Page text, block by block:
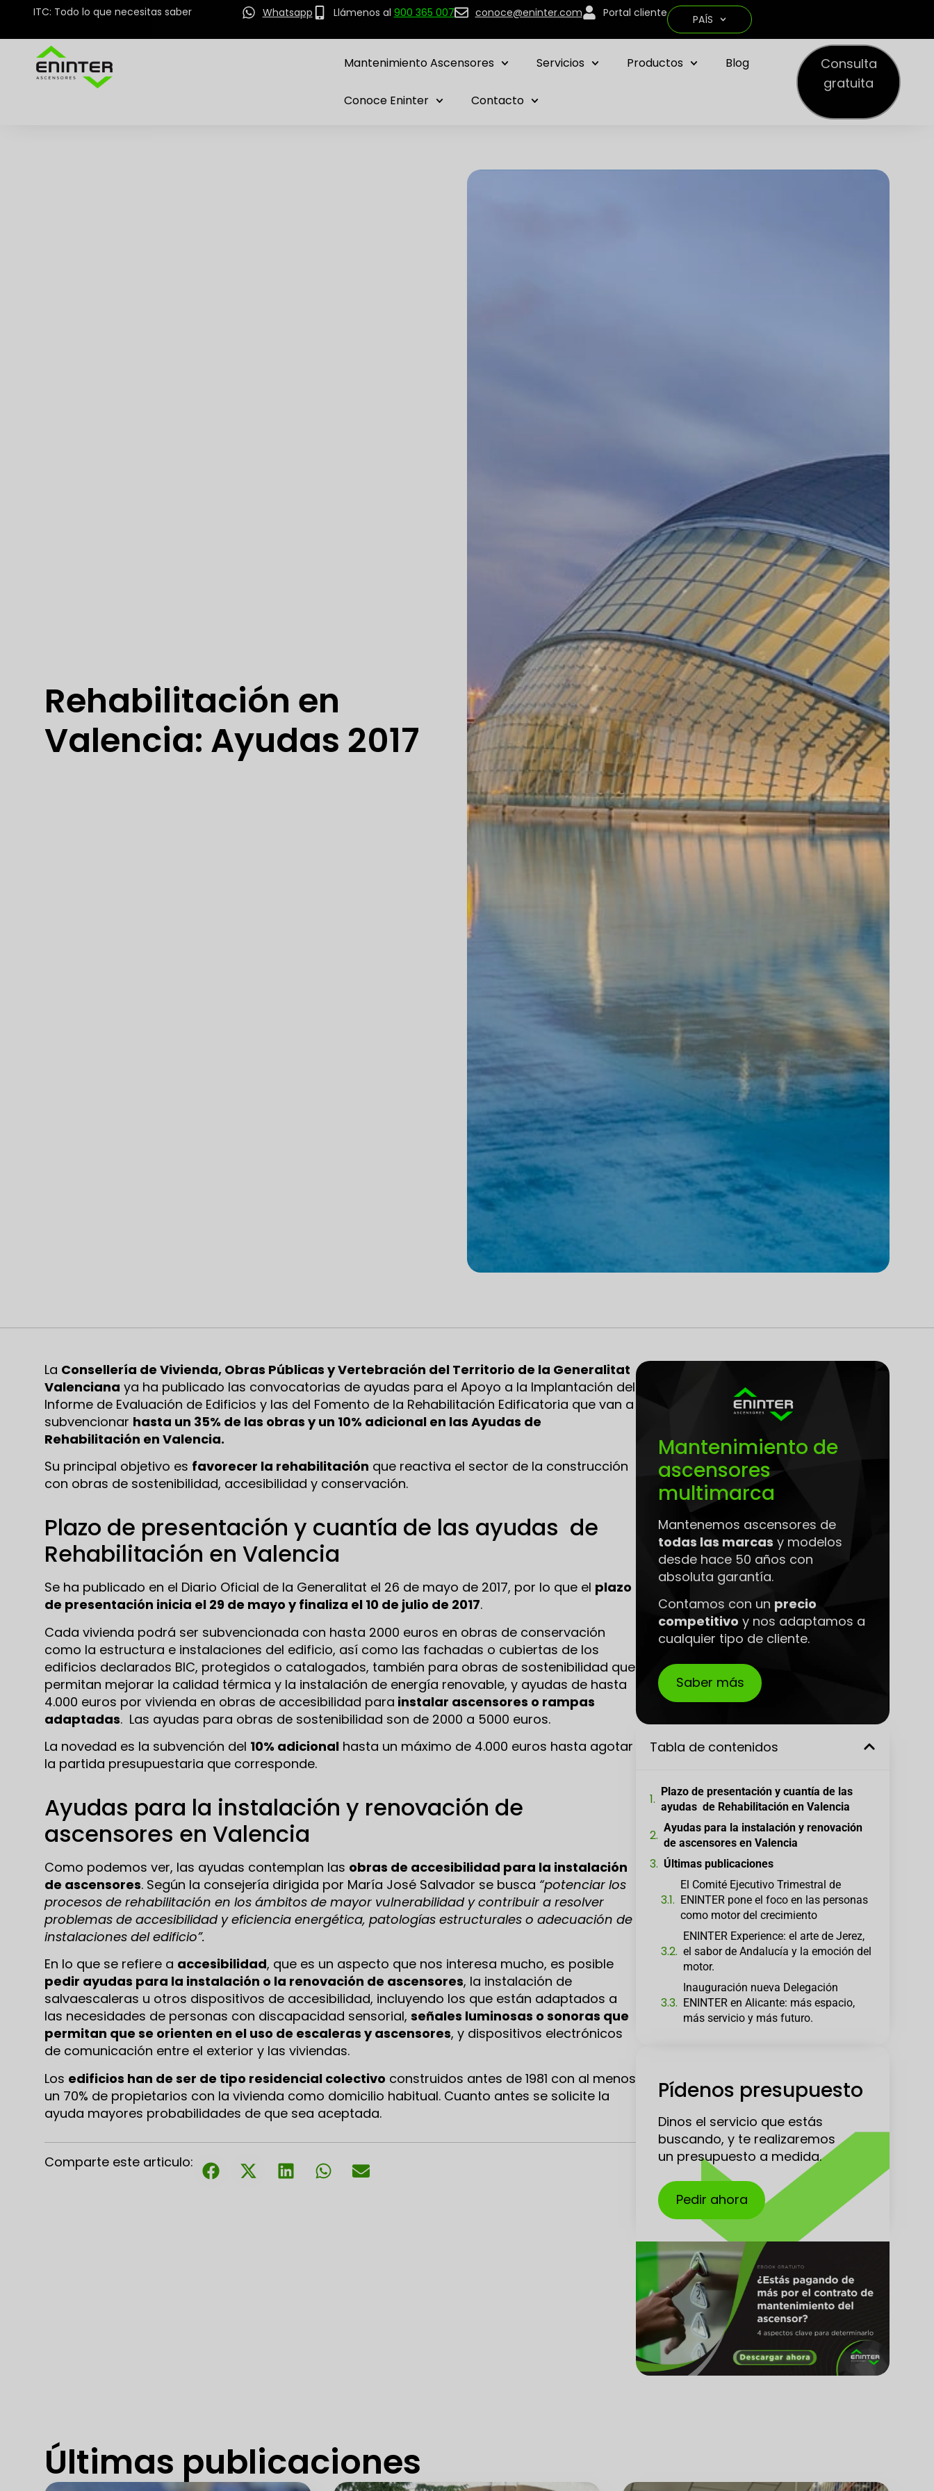
ITC: Todo lo que necesitas saber Whatsapp Llámenos al 900 365 007 conoce@eninter.com Portal cliente PAÍS
Mantenimiento Ascensores Servicios Productos Blog
Conoce Eninter Contacto
Consulta
gratuita
Rehabilitación en
Valencia: Ayudas 2017
La Consellería de Vivienda, Obras Públicas y Vertebración del Territorio de la Generalitat
Valenciana ya ha publicado las convocatorias de ayudas para el Apoyo a la Implantación del
Informe de Evaluación de Edificios y las del Fomento de la Rehabilitación Edificatoria que van a
subvencionar hasta un 35% de las obras y un 10% adicional en las Ayudas de
Rehabilitación en Valencia.
Su principal objetivo es favorecer la rehabilitación que reactiva el sector de la construcción
con obras de sostenibilidad, accesibilidad y conservación.
Plazo de presentación y cuantía de las ayudas de
Rehabilitación en Valencia
Se ha publicado en el Diario Oficial de la Generalitat el 26 de mayo de 2017, por lo que el plazo
de presentación inicia el 29 de mayo y finaliza el 10 de julio de 2017.
Cada vivienda podrá ser subvencionada con hasta 2000 euros en obras de conservación
como la estructura e instalaciones del edificio, así como las fachadas o cubiertas de los
edificios declarados BIC, protegidos o catalogados, también para obras de sostenibilidad que
permitan mejorar la calidad térmica y la instalación de energía renovable, y ayudas de hasta
4.000 euros por vivienda en obras de accesibilidad para instalar ascensores o rampas
adaptadas. Las ayudas para obras de sostenibilidad son de 2000 a 5000 euros.
La novedad es la subvención del 10% adicional hasta un máximo de 4.000 euros hasta agotar
la partida presupuestaria que corresponde.
Ayudas para la instalación y renovación de
ascensores en Valencia
Como podemos ver, las ayudas contemplan las obras de accesibilidad para la instalación
de ascensores. Según la consejería dirigida por María José Salvador se busca “potenciar los
procesos de rehabilitación en los ámbitos de mayor vulnerabilidad y contribuir a resolver
problemas de accesibilidad y eficiencia energética, patologías estructurales o adecuación de
instalaciones del edificio”.
En lo que se refiere a accesibilidad, que es un aspecto que nos interesa mucho, es posible
pedir ayudas para la instalación o la renovación de ascensores, la instalación de
salvaescaleras u otros dispositivos de accesibilidad, incluyendo los que están adaptados a
las necesidades de personas con discapacidad sensorial, señales luminosas o sonoras que
permitan que se orienten en el uso de escaleras y ascensores, y dispositivos electrónicos
de comunicación entre el exterior y las viviendas.
Los edificios han de ser de tipo residencial colectivo construidos antes de 1981 con al menos
un 70% de propietarios con la vivienda como domicilio habitual. Cuanto antes se solicite la
ayuda mayores probabilidades de que sea aceptada.
Comparte este articulo:
Mantenimiento de
ascensores
multimarca
Mantenemos ascensores de
todas las marcas y modelos
desde hace 50 años con
absoluta garantía.
Contamos con un precio
competitivo y nos adaptamos a
cualquier tipo de cliente.
Saber más
Tabla de contenidos
Plazo de presentación y cuantía de las
ayudas de Rehabilitación en Valencia
Ayudas para la instalación y renovación
de ascensores en Valencia
Últimas publicaciones
El Comité Ejecutivo Trimestral de
ENINTER pone el foco en las personas
como motor del crecimiento
ENINTER Experience: el arte de Jerez,
el sabor de Andalucía y la emoción del
motor.
Inauguración nueva Delegación
ENINTER en Alicante: más espacio,
más servicio y más futuro.
Pídenos presupuesto
Dinos el servicio que estás
buscando, y te realizaremos
un presupuesto a medida.
Pedir ahora
Últimas publicaciones